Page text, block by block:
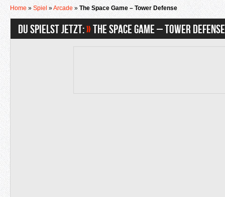
Home»Spiel»Arcade»The Space Game – Tower Defense
Du spielst jetzt:»The Space Game – Tower Defense